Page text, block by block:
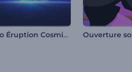
Logo Éruption Cosmique